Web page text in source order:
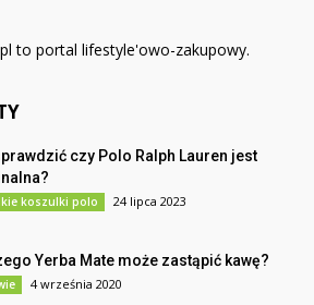
to portal lifestyle'owo-zakupowy.
czy Polo Ralph Lauren jest
koszulki polo 24 lipca 2023
Yerba Mate może zastąpić kawę?
4 września 2020